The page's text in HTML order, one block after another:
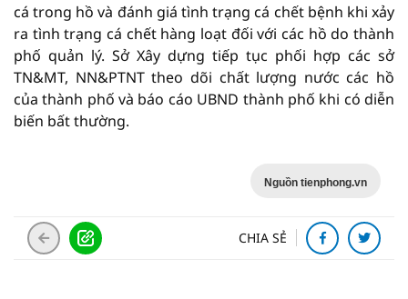
cá trong hồ và đánh giá tình trạng cá chết bệnh khi xảy
ra tình trạng cá chết hàng loạt đối với các hồ do thành
phố quản lý. Sở Xây dựng tiếp tục phối hợp các sở
TN&MT, NN&PTNT theo dõi chất lượng nước các hồ
của thành phố và báo cáo UBND thành phố khi có diễn
biến bất thường.
Nguồn tienphong.vn
CHIA SẺ